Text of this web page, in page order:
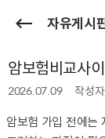
자유게시
암보험비교사
2026.07.09 작성
암보험 가입 전에는